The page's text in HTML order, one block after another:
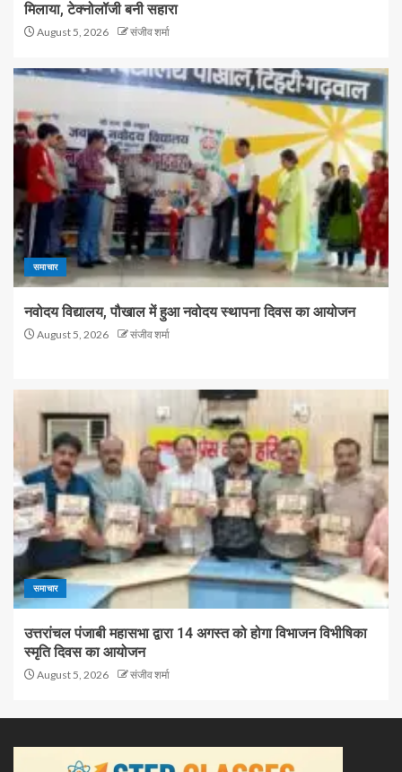
मिलाया, टेक्नोलॉजी बनी सहारा
August 5, 2026 संजीव शर्मा
समाचार
नवोदय विद्यालय, पौखाल में हुआ नवोदय स्थापना दिवस का आयोजन
August 5, 2026 संजीव शर्मा
समाचार
उत्तरांचल पंजाबी महासभा द्वारा 14 अगस्त को होगा विभाजन विभीषिका
स्मृति दिवस का आयोजन
August 5, 2026 संजीव शर्मा